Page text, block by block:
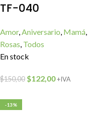
TF-040
Amor,Aniversario, Mamá,
Rosas, Todos
En stock
$150,00 $122,00+IVA
-13%